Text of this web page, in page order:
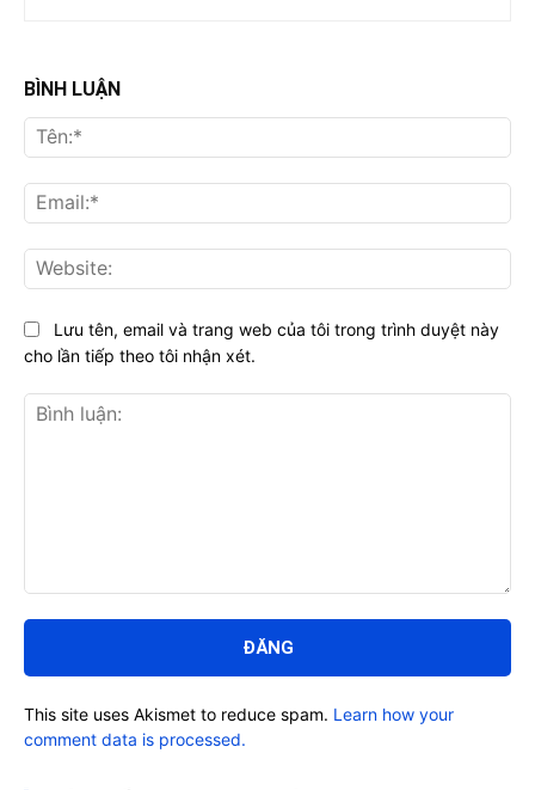
BÌNH LUẬN
luận:
Lưu tên, email và trang web của tôi trong trình duyệt này
cho lần tiếp theo tôi nhận xét.
This site uses Akismet to reduce spam. Learn how your
comment data is processed.